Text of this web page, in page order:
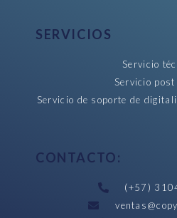
SERVICIOS
Servicio
Servicio post
Servicio de soporte de
CONTACTO:
(+57)